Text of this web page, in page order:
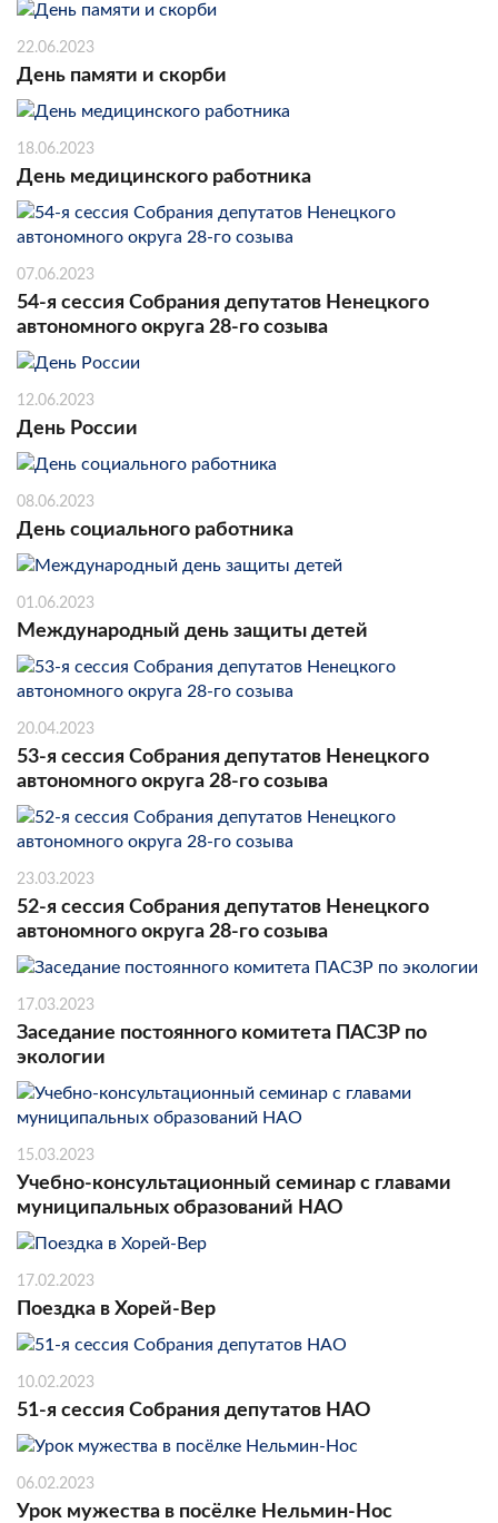
22.06.2023
День памяти и скорби
18.06.2023
День медицинского работника
07.06.2023
54-я сессия Собрания депутатов Ненецкого
автономного округа 28-го созыва
12.06.2023
День России
08.06.2023
День социального работника
01.06.2023
Международный день защиты детей
20.04.2023
53-я сессия Собрания депутатов Ненецкого
автономного округа 28-го созыва
23.03.2023
52-я сессия Собрания депутатов Ненецкого
автономного округа 28-го созыва
17.03.2023
Заседание постоянного комитета ПАСЗР по
экологии
15.03.2023
Учебно-консультационный семинар с главами
муниципальных образований НАО
17.02.2023
Поездка в Хорей-Вер
10.02.2023
51-я сессия Собрания депутатов НАО
06.02.2023
Урок мужества в посёлке Нельмин-Нос